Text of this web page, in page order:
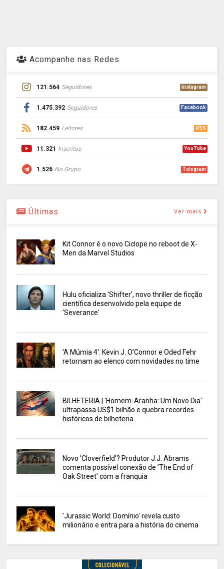
Acompanhe nas Redes
121.564 Seguidores Instagram
1.475.392 Seguidores Facebook
182.459 Leitores RSS
11.321 Inscritos YouTube
1.526 No Grupo Telegram
Últimas Ver mais
Kit Connor é o novo Ciclope no reboot de X-
Men da Marvel Studios
Hulu oficializa 'Shifter', novo thriller de ficção
científica desenvolvido pela equipe de
'Severance'
'A Múmia 4': Kevin J. O’Connor e Oded Fehr
retornam ao elenco com novidades no time
BILHETERIA | 'Homem-Aranha: Um Novo Dia'
ultrapassa US$1 bilhão e quebra recordes
históricos de bilheteria
Novo 'Cloverfield'? Produtor J.J. Abrams
comenta possível conexão de 'The End of
Oak Street' com a franquia
'Jurassic World: Domínio' revela custo
milionário e entra para a história do cinema